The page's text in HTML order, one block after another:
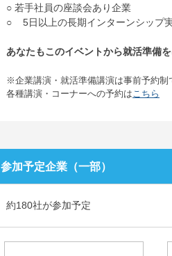
○ 若手社員の座談会あり企業
○ 5日以上の長期インターンシップ
あなたもこのイベントから就活準備
※企業講演・就活準備講演は事前予約制
各種講演・コーナーへの予約はこちら
参加予定企業（一部）
約180社が参加予定